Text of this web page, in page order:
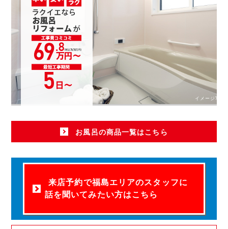
イメージ写真
お風呂の商品一覧はこちら
来店予約で福島エリアのスタッフに
話を聞いてみたい方はこちら